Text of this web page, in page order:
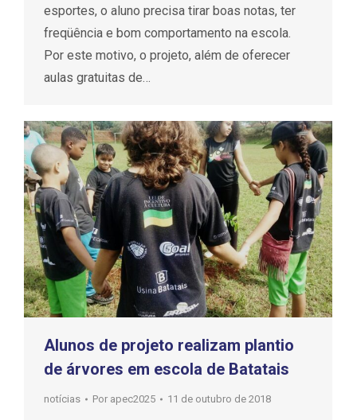
esportes, o aluno precisa tirar boas notas, ter
freqüência e bom comportamento na escola.
Por este motivo, o projeto, além de oferecer
aulas gratuitas de…
Alunos de projeto realizam plantio
de árvores em escola de Batatais
notícias Por apec2025 11 de outubro de 2018